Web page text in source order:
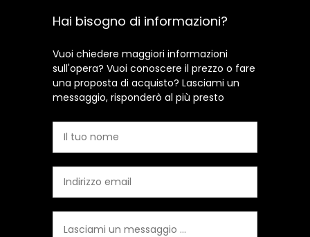
Hai bisogno di informazioni?
Vuoi chiedere maggiori informazioni
sull'opera? Vuoi conoscere il prezzo o fare
una proposta di acquisto? Lasciami un
messaggio, risponderò al più presto